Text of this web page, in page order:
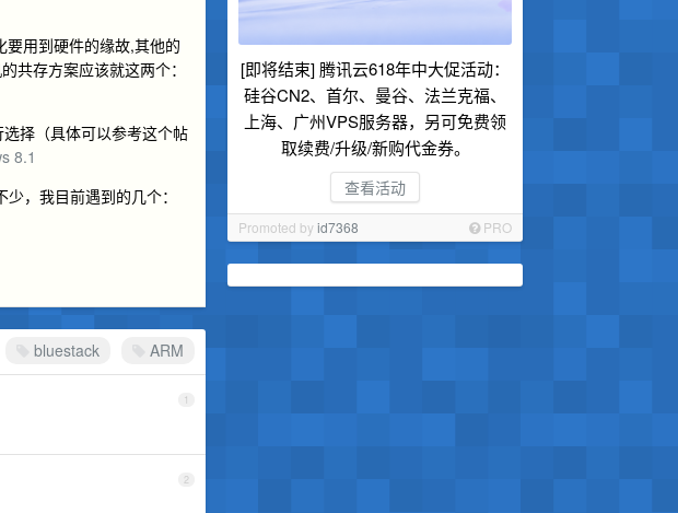
[即将结束] 腾讯云618年中大促活动：
硅谷CN2、首尔、曼谷、法兰克福、
上海、广州VPS服务器，另可免费领
取续费/升级/新购代金券。
查看活动
Promoted byid7368 PRO
用到硬件的缘故,其他的
共存方案应该就这两个：
择（具体可以参考这个帖
8.1
，我目前遇到的几个：
bluestack ARM
1
2